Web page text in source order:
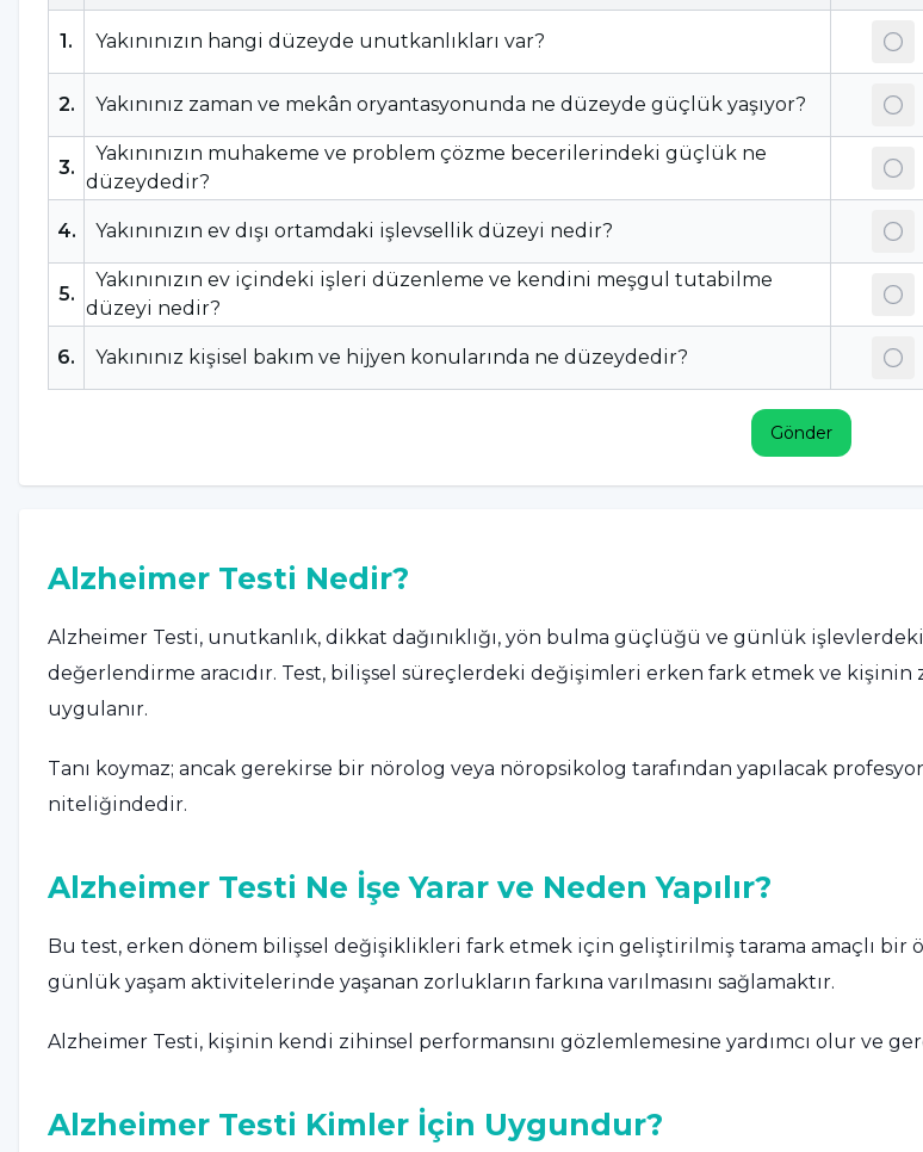
1. Yakınınızın hangi düzeyde unutkanlıkları var?
2. Yakınınız zaman ve mekân oryantasyonunda ne düzeyde güçlük yaşıyor?
3.
Yakınınızın muhakeme ve problem çözme becerilerindeki güçlük ne
düzeydedir?
4. Yakınınızın ev dışı ortamdaki işlevsellik düzeyi nedir?
5.
Yakınınızın ev içindeki işleri düzenleme ve kendini meşgul tutabilme
düzeyi nedir?
6. Yakınınız kişisel bakım ve hijyen konularında ne düzeydedir?
Gönder
Alzheimer Testi Nedir?
Alzheimer Testi, unutkanlık, dikkat dağınıklığı, yön bulma güçlüğü ve günlük
değerlendirme aracıdır. Test, bilişsel süreçlerdeki değişimleri erken fark etmek ve
uygulanır.
Tanı koymaz; ancak gerekirse bir nörolog veya nöropsikolog tarafından yapılacak
niteliğindedir.
Alzheimer Testi Ne İşe Yarar ve Neden Yapılır?
Bu test, erken dönem bilişsel değişiklikleri fark etmek için geliştirilmiş tarama amaçlı bir
günlük yaşam aktivitelerinde yaşanan zorlukların farkına varılmasını sağlamaktır.
Alzheimer Testi, kişinin kendi zihinsel performansını gözlemlemesine yardımcı olur ve
Alzheimer Testi Kimler İçin Uygundur?